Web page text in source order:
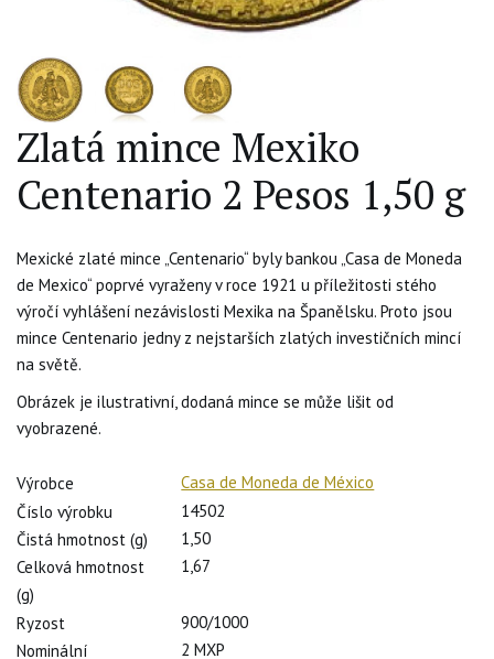
Zlatá mince Mexiko
Centenario 2 Pesos 1,50 g
Mexické zlaté mince „Centenario“ byly bankou „Casa de Moneda
de Mexico“ poprvé vyraženy v roce 1921 u příležitosti stého
výročí vyhlášení nezávislosti Mexika na Španělsku. Proto jsou
mince Centenario jedny z nejstarších zlatých investičních mincí
na světě.
Obrázek je ilustrativní, dodaná mince se může lišit od
vyobrazené.
Výrobce
Casa de Moneda de México
Číslo výrobku
14502
Čistá hmotnost (g)
1,50
Celková hmotnost
(g)
1,67
Ryzost
900/1000
Nominální
2 MXP